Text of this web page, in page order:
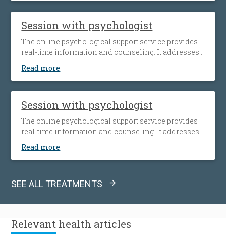
Session with psychologist
The online psychological support service provides
real-time information and counseling. It addresses
interpersonal relationships - with support for
improving relationships with children, as well as
stress management.
Read more
Session with psychologist
The online psychological support service provides
real-time information and counseling. It addresses
issues related to mental health - such as work and
interpersonal relationships - with support for
Read more
SEE ALL TREATMENTS
Relevant health articles